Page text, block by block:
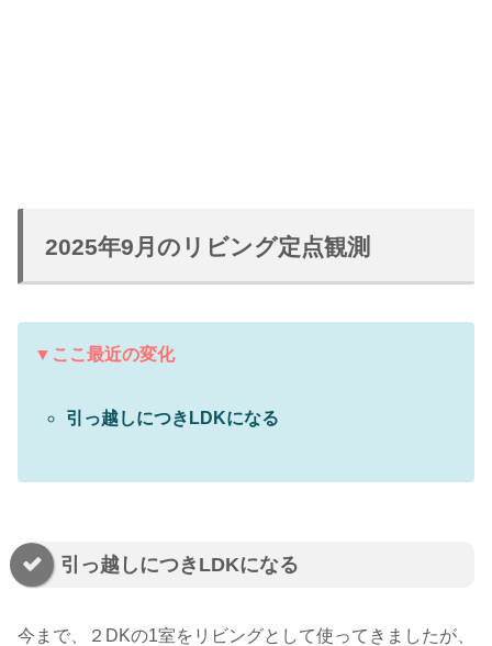
2025年9月のリビング定点観測
▼ここ最近の変化
引っ越しにつきLDKになる
引っ越しにつきLDKになる
今まで、２DKの1室をリビングとして使ってきましたが、